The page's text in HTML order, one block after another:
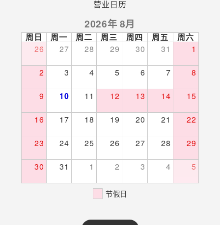
营业日历
2026年 8月
周日 周一 周二 周三 周四 周五
周六
26
27 28 29 30 31 1
2 3 4 5 6 7 8
9 10 11 12 13 14 15
16 17 18 19 20 21 22
23 24 25 26 27 28 29
30 31 1 2 3 4 5
节假日